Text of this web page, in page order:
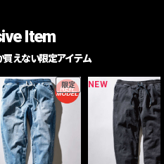
Item
えない限定アイテム
限定 NEW